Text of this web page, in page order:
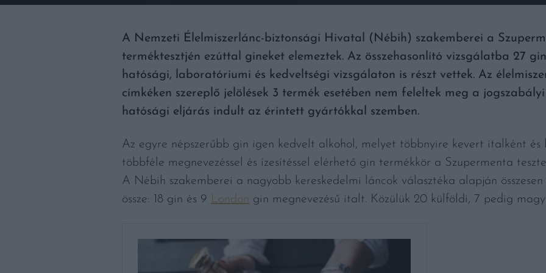
A Nemzeti Élelmiszerlánc-biztonsági Hivatal (Nébih) szakemberei a
terméktesztjén ezúttal gineket elemeztek. Az összehasonlító vizsgálatba 27
hatósági, laboratóriumi és kedveltségi vizsgálaton is részt vettek. Az
címkéken szereplő jelölések 3 termék esetében nem feleltek meg a
hatósági eljárás indult az érintett gyártókkal szemben.
Az egyre népszerűbb gin igen kedvelt alkohol, melyet többnyire kevert italként és
többféle megnevezéssel és ízesítéssel elérhető gin termékkör a Szupermenta
A Nébih szakemberei a nagyobb kereskedelmi láncok választéka alapján
össze: 18 gin és 9 London gin megnevezésű italt. Közülük 20 külföldi, 7 pedig